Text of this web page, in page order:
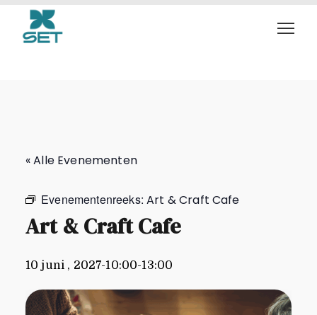
Art & Craft Cafe
« Alle Evenementen
Evenementenreeks:Art & Craft Cafe
Art & Craft Cafe
10 juni , 2027-10:00-13:00